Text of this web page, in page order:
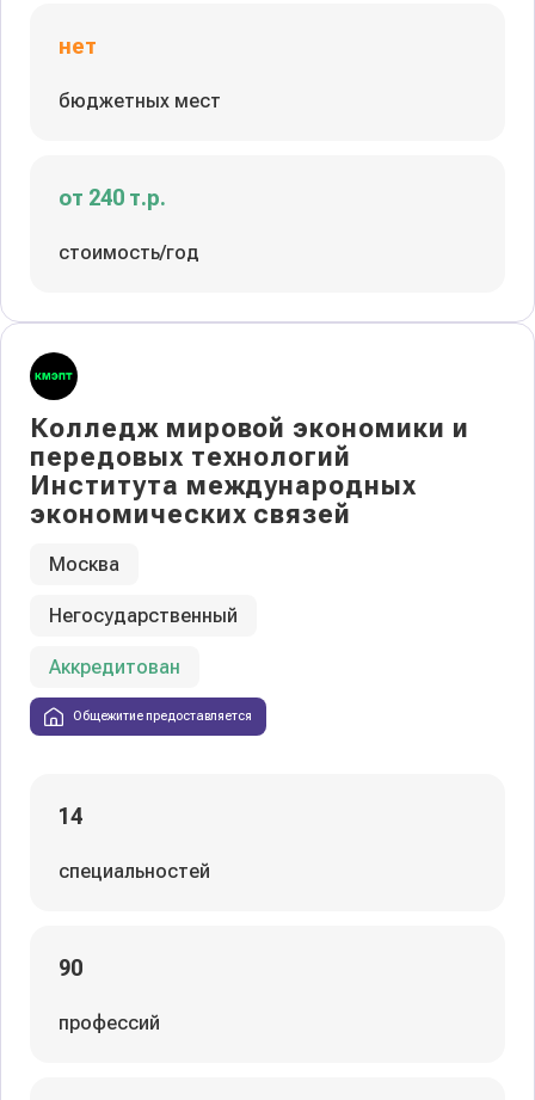
нет
бюджетных мест
от 240 т.р.
стоимость/год
Колледж мировой экономики и
передовых технологий
Института международных
экономических связей
Москва
Негосударственный
Аккредитован
Общежитие предоставляется
14
специальностей
90
профессий